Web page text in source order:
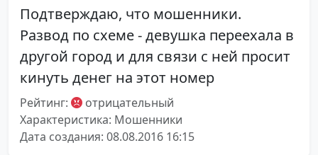
Подтверждаю, что мошенники.
Развод по схеме - девушка переехала в
другой город и для связи с ней просит
кинуть денег на этот номер
Рейтинг:
отрицательный
Характеристика: Мошенники
Дата создания: 08.08.2016 16:15